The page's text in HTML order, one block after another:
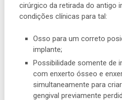
cirúrgico da retirada do antigo
condições clínicas para tal:
Osso para um correto
implante;
Possibilidade somente de
com enxerto ósseo e
simultaneamente para
gengival previamente